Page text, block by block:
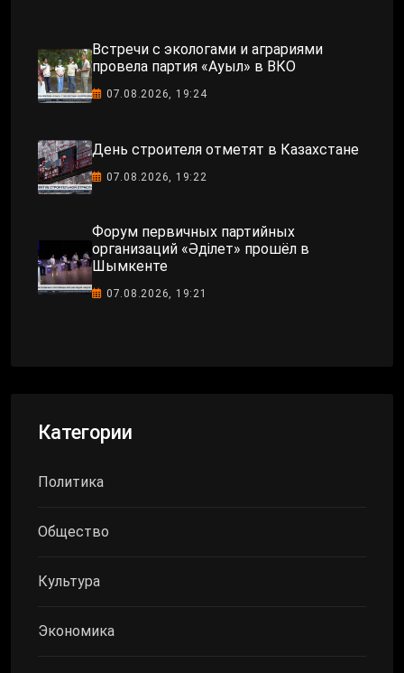
Встречи с экологами и аграриями
провела партия «Ауыл» в ВКО
07.08.2026, 19:24
День строителя отметят в Казахстане
07.08.2026, 19:22
Форум первичных партийных
организаций «Әділет» прошёл в
Шымкенте
07.08.2026, 19:21
Категории
Политика
Общество
Культура
Экономика